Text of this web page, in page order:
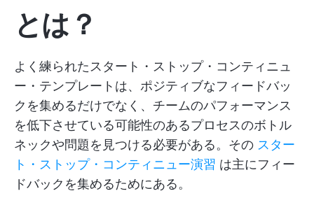
とは？
よく練られたスタート・ストップ・コンティニュ
ー・テンプレートは、ポジティブなフィードバッ
クを集めるだけでなく、チームのパフォーマンス
を低下させている可能性のあるプロセスのボトル
ネックや問題を見つける必要がある。その スター
ト・ストップ・コンティニュー演習 は主にフィー
ドバックを集めるためにある。